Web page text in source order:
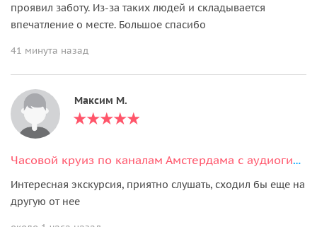
проявил заботу. Из-за таких людей и складывается
впечатление о месте. Большое спасибо
41 минута назад
Максим М.
Часовой круиз по каналам Амстердама с аудиогидом
Интересная экскурсия, приятно слушать, сходил бы еще на
другую от нее